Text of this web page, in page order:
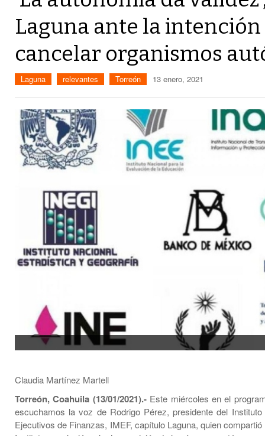
Laguna ante la intención
cancelar organismos
Laguna relevantes Torreón 13 enero, 2021
Claudia Martínez Martell
Torreón, Coahuila (13/01/2021).-Este miércoles en el
escuchamos la voz de Rodrigo Pérez, presidente del
Ejecutivos de Finanzas, IMEF, capítulo Laguna, quien